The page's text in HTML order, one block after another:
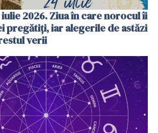
2026. Ziua în care norocul îi
pregătiți, iar alegerile de astăzi
verii